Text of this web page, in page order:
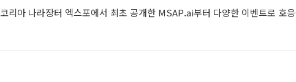
코리아 나라장터 엑스포에서 최초 공개한 MSAP.ai부터 다양한 이벤트로 호